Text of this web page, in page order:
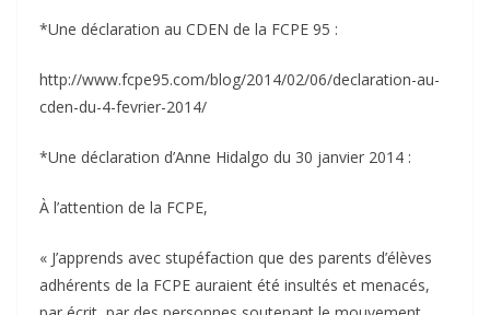
*Une déclaration au CDEN de la FCPE 95 :
http://www.fcpe95.com/blog/2014/02/06/declaration-au-
cden-du-4-fevrier-2014/
*Une déclaration d’Anne Hidalgo du 30 janvier 2014 :
À l’attention de la FCPE,
« J’apprends avec stupéfaction que des parents d’élèves
adhérents de la FCPE auraient été insultés et menacés,